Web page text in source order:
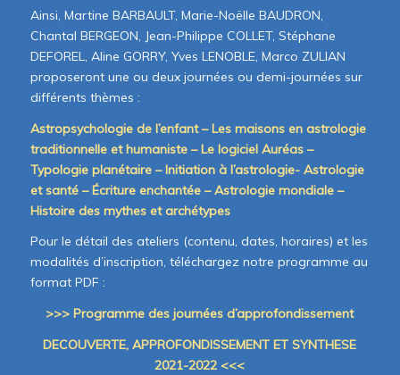
Ainsi, Martine BARBAULT, Marie-Noëlle BAUDRON,
Chantal BERGEON, Jean-Philippe COLLET, Stéphane
DEFOREL, Aline GORRY, Yves LENOBLE, Marco ZULIAN
proposeront une ou deux journées ou demi-journées sur
différents thèmes :
Astropsychologie de l’enfant – Les maisons en astrologie
traditionnelle et humaniste – Le logiciel Auréas –
Typologie planétaire – Initiation à l’astrologie- Astrologie
et santé – Écriture enchantée – Astrologie mondiale –
Histoire des mythes et archétypes
Pour le détail des ateliers (contenu, dates, horaires) et les
modalités d’inscription, téléchargez notre programme au
format PDF :
>>> Programme des journées d’approfondissement
DECOUVERTE, APPROFONDISSEMENT ET SYNTHESE
2021-2022 <<<